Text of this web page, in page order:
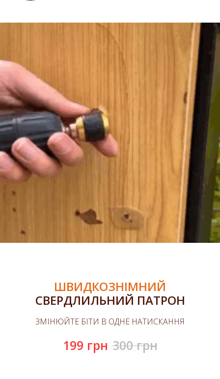
ШВИДКОЗНІМНИЙ
СВЕРДЛИЛЬНИЙ ПАТРОН
ЗМІНЮЙТЕ БІТИ В ОДНЕ НАТИСКАННЯ
199 грн 300 грн